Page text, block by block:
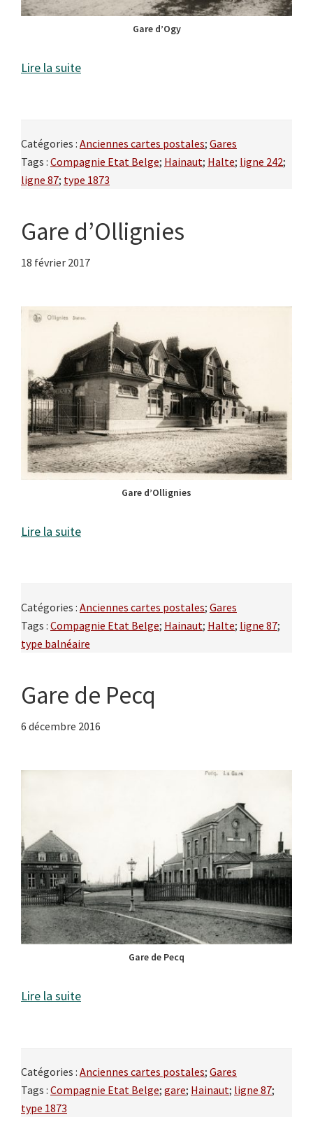
Gare d’Ogy
Lire la suite
Catégories : Anciennes cartes postales; Gares
Tags : Compagnie Etat Belge; Hainaut; Halte; ligne 242;
ligne 87; type 1873
Gare d’Ollignies
18 février 2017
Gare d’Ollignies
Lire la suite
Catégories : Anciennes cartes postales; Gares
Tags : Compagnie Etat Belge; Hainaut; Halte; ligne 87;
type balnéaire
Gare de Pecq
6 décembre 2016
Gare de Pecq
Lire la suite
Catégories : Anciennes cartes postales; Gares
Tags : Compagnie Etat Belge; gare; Hainaut; ligne 87;
type 1873